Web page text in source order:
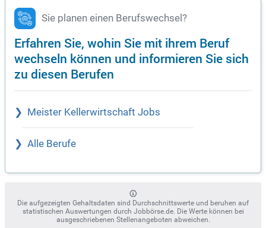
Sie planen einen Berufswechsel?
Erfahren Sie, wohin Sie mit ihrem Beruf
wechseln können und informieren Sie sich
zu diesen Berufen
Meister Kellerwirtschaft Jobs
Alle Berufe
Die aufgezeigten Gehaltsdaten sind Durchschnittswerte und beruhen auf
statistischen Auswertungen durch Jobbörse.de. Die Werte können bei
ausgeschriebenen Stellenangeboten abweichen.